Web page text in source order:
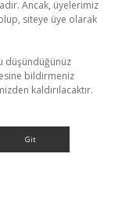
Ancak, üyelerimiz
siteye üye olarak
düşündüğünüz
bildirmeniz
kaldırılacaktır.